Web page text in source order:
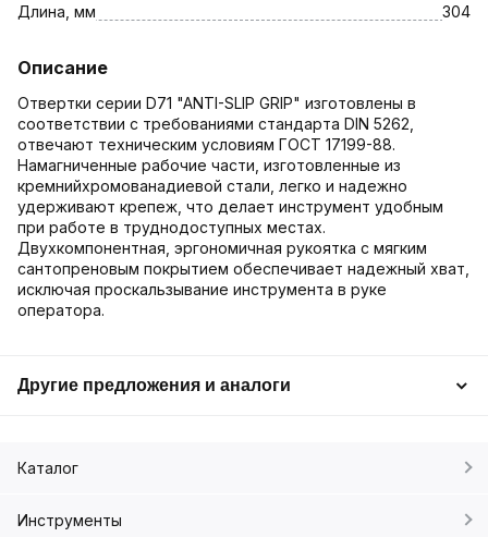
Длина, мм 304
Описание
Отвертки серии D71 "ANTI-SLIP GRIP" изготовлены в
соответствии с требованиями стандарта DIN 5262,
отвечают техническим условиям ГОСТ 17199-88.
Намагниченные рабочие части, изготовленные из
кремнийхромованадиевой стали, легко и надежно
удерживают крепеж, что делает инструмент удобным
при работе в труднодоступных местах.
Двухкомпонентная, эргономичная рукоятка с мягким
сантопреновым покрытием обеспечивает надежный хват,
исключая проскальзывание инструмента в руке
оператора.
Другие предложения и аналоги
Каталог
Инструменты